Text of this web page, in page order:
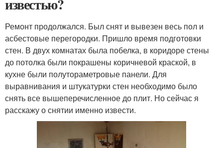
известью?
Ремонт продолжался. Был снят и вывезен весь пол и
асбестовые перегородки. Пришло время подготовки
стен. В двух комнатах была побелка, в коридоре стены
до потолка были покрашены коричневой краской, в
кухне были полутораметровые панели. Для
выравнивания и штукатурки стен необходимо было
снять все вышеперечисленное до плит. Но сейчас я
расскажу о снятии именно извести.